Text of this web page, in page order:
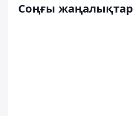
Соңғы жаңалықтар